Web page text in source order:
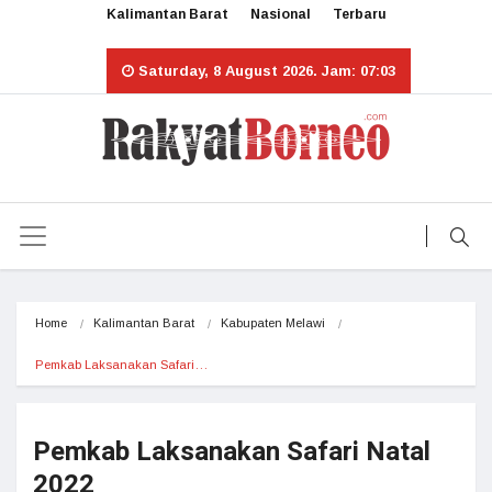
Kalimantan Barat Nasional Terbaru
Saturday, 8 August 2026. Jam: 07:03
Home Kalimantan Barat Kabupaten Melawi
Pemkab Laksanakan Safari…
Pemkab Laksanakan Safari Natal